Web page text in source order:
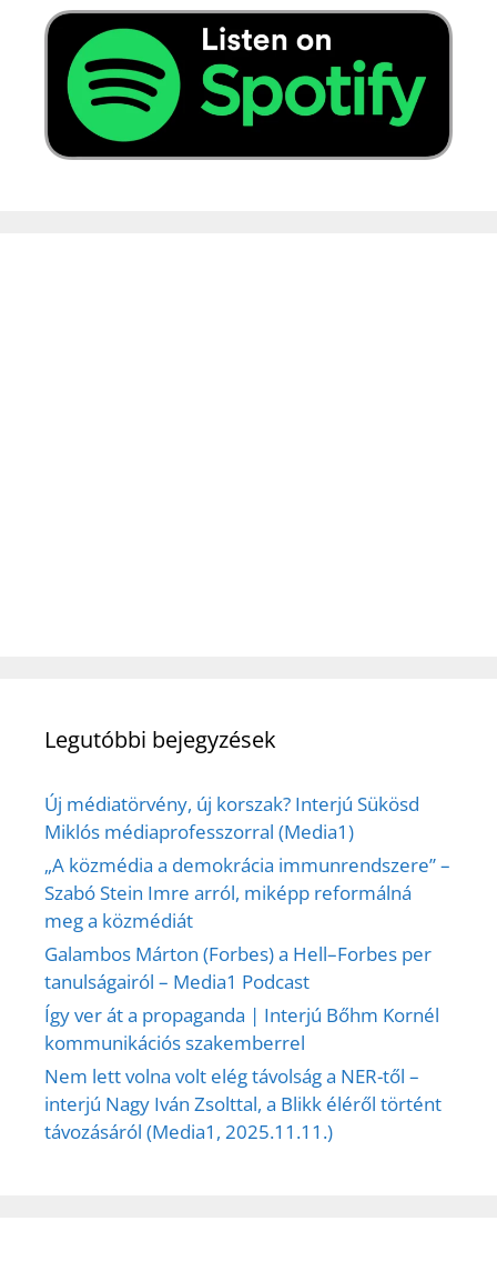
Legutóbbi bejegyzések
Új médiatörvény, új korszak? Interjú Sükösd
Miklós médiaprofesszorral (Media1)
„A közmédia a demokrácia immunrendszere” –
Szabó Stein Imre arról, miképp reformálná
meg a közmédiát
Galambos Márton (Forbes) a Hell–Forbes per
tanulságairól – Media1 Podcast
Így ver át a propaganda | Interjú Bőhm Kornél
kommunikációs szakemberrel
Nem lett volna volt elég távolság a NER-től –
interjú Nagy Iván Zsolttal, a Blikk éléről történt
távozásáról (Media1, 2025.11.11.)